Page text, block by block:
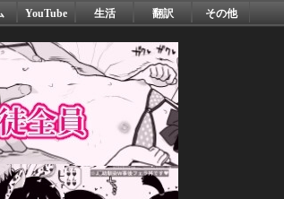
YouTube 生活 翻訳 その他